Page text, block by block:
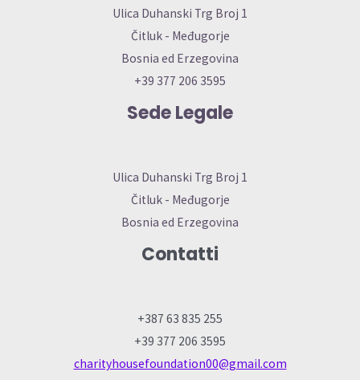
Ulica Duhanski Trg Broj 1
Čitluk - Međugorje
Bosnia ed Erzegovina
+39 377 206 3595
Sede Legale
Ulica Duhanski Trg Broj 1
Čitluk - Međugorje
Bosnia ed Erzegovina
Contatti
+387 63 835 255
+39 377 206 3595
charityhousefoundation00@gmail.com